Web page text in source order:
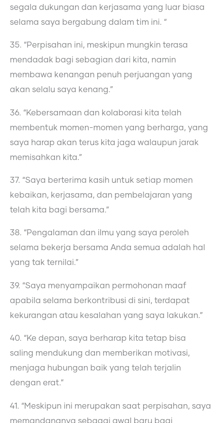
segala dukungan dan kerjasama yang luar biasa
selama saya bergabung dalam tim ini. “
35. “Perpisahan ini, meskipun mungkin terasa
mendadak bagi sebagian dari kita, namin
membawa kenangan penuh perjuangan yang
akan selalu saya kenang.”
36. “Kebersamaan dan kolaborasi kita telah
membentuk momen-momen yang berharga, yang
saya harap akan terus kita jaga walaupun jarak
memisahkan kita.”
37. “Saya berterima kasih untuk setiap momen
kebaikan, kerjasama, dan pembelajaran yang
telah kita bagi bersama.”
38. “Pengalaman dan ilmu yang saya peroleh
selama bekerja bersama Anda semua adalah hal
yang tak ternilai.”
39. “Saya menyampaikan permohonan maaf
apabila selama berkontribusi di sini, terdapat
kekurangan atau kesalahan yang saya lakukan.”
40. “Ke depan, saya berharap kita tetap bisa
saling mendukung dan memberikan motivasi,
menjaga hubungan baik yang telah terjalin
dengan erat.”
41. “Meskipun ini merupakan saat perpisahan, saya
memandangnya sebagai awal baru bagi